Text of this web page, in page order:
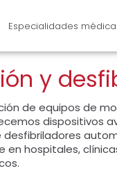
Especialidades
y
de equipos de
desfibriladores
hospitales,